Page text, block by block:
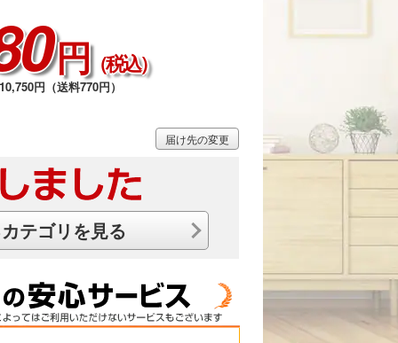
円 （税込）
円（送料770円）
届け先の変更
テゴリを見る